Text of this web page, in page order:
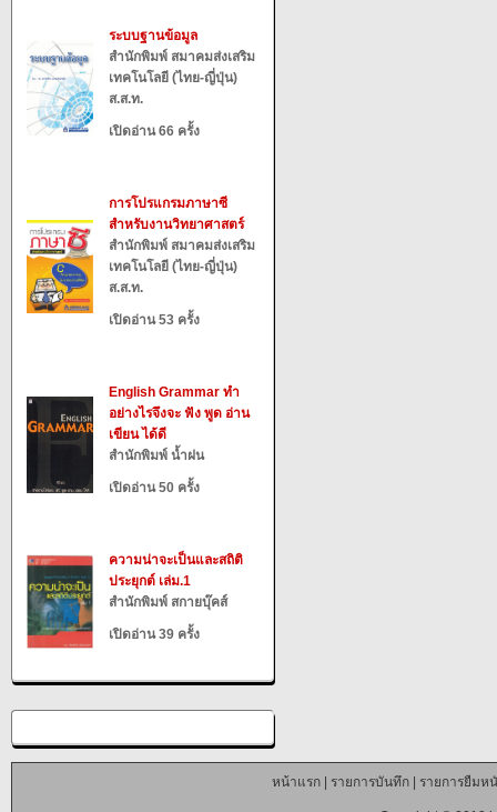
ระบบฐานข้อมูล
สำนักพิมพ์ สมาคมส่งเสริม
เทคโนโลยี (ไทย-ญี่ปุ่น)
ส.ส.ท.
เปิดอ่าน 66 ครั้ง
การโปรแกรมภาษาซี
สำหรับงานวิทยาศาสตร์
สำนักพิมพ์ สมาคมส่งเสริม
เทคโนโลยี (ไทย-ญี่ปุ่น)
ส.ส.ท.
เปิดอ่าน 53 ครั้ง
English Grammar ทำ
อย่างไรจึงจะ ฟัง พูด อ่าน
เขียน ได้ดี
สำนักพิมพ์ น้ำฝน
เปิดอ่าน 50 ครั้ง
ความน่าจะเป็นและสถิติ
ประยุกต์ เล่ม.1
สำนักพิมพ์ สกายบุ๊คส์
เปิดอ่าน 39 ครั้ง
หน้าแรก| รายการบันทึก| รายการยืมห